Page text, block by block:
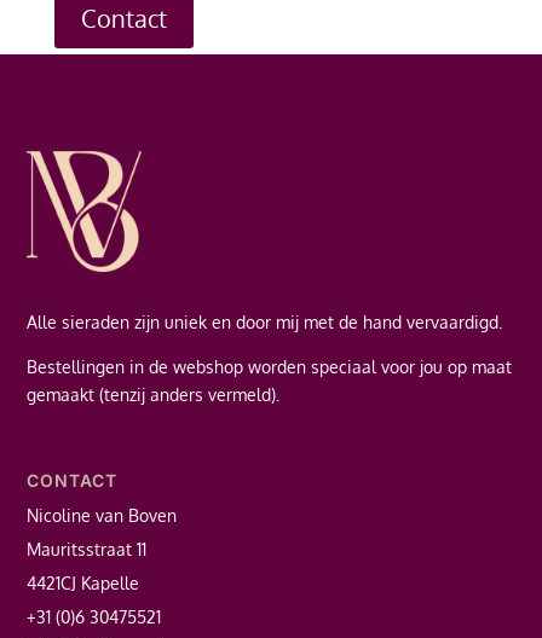
Contact
Alle sieraden zijn uniek en door mij met de hand vervaardigd.
Bestellingen in de webshop worden speciaal voor jou op maat
gemaakt (tenzij anders vermeld).
CONTACT
Nicoline van Boven
Mauritsstraat 11
4421CJ Kapelle
+31 (0)6 30475521